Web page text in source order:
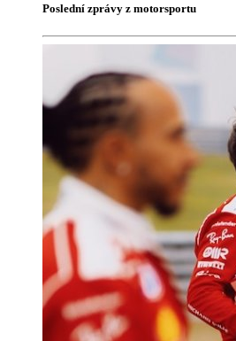
Poslední zprávy z motorsportu